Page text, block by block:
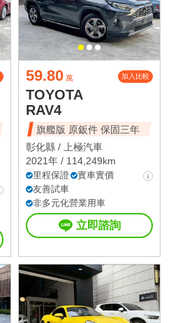
59.80 萬 加入比較
TOYOTA
RAV4
旗艦版 原鈑件 保固三年
彰化縣 /
上極汽車
2021年 / 114,249km
里程保證
實車實價
友善試車
非多元化營業用車
立即諮詢